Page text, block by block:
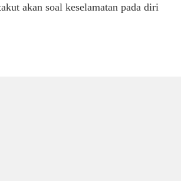
akan soal keselamatan pada diri